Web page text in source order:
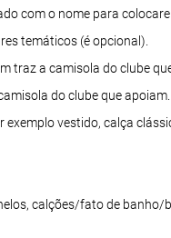
com o nome para
temáticos (é opcional).
traz a camisola do clube
do clube que apoiam.
exemplo vestido, calça
calções/fato de